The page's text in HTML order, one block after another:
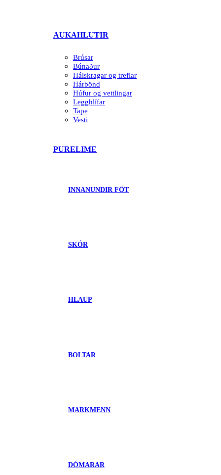
AUKAHLUTIR
Brúsar
Búnaður
Hálskragar og treflar
Hárbönd
Húfur og vettlingar
Legghlífar
Tape
Vesti
PURELIME
INNANUNDIR FÖT
SKÓR
HLAUP
BOLTAR
MARKMENN
DÓMARAR